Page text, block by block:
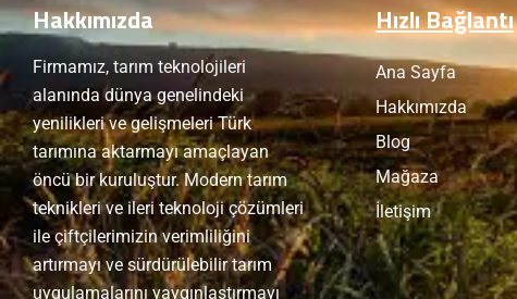
Hakkımızda
Firmamız, tarım teknolojileri
alanında dünya genelindeki
yenilikleri ve gelişmeleri Türk
tarımına aktarmayı amaçlayan
öncü bir kuruluştur. Modern tarım
teknikleri ve ileri teknoloji çözümleri
ile çiftçilerimizin verimliliğini
artırmayı ve sürdürülebilir tarım
uygulamalarını yaygınlaştırmayı
Hızlı Bağlantı
Ana Sayfa
Hakkımızda
Blog
Mağaza
İletişim